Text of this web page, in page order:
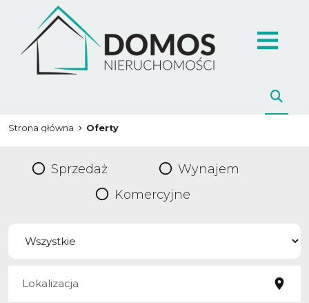
Strona główna Oferty
Sprzedaż
Wynajem
Komercyjne